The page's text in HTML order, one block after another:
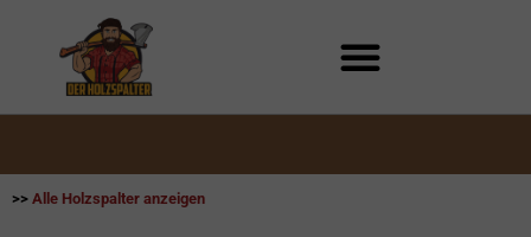
>> Alle Holzspalter anzeigen